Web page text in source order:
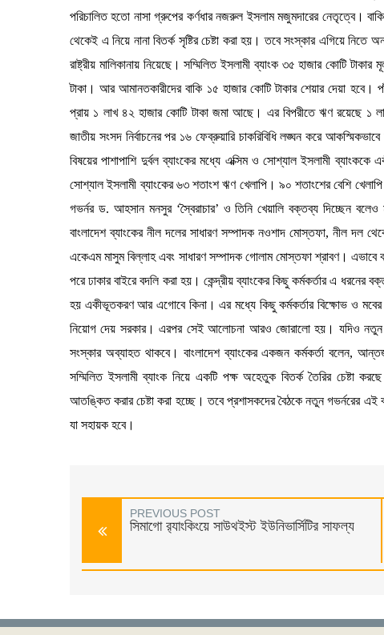
পরিচালিত হতো নাসা গ্রুপের কর্ণধার নজরুল ইসলাম মজুমদারের নেতৃত্বে।
থেকেই এ নিয়ে নানা বিতর্ক সৃষ্টির চেষ্টা করা হয়। তবে সংস্কার এগিয়ে নিতে
রাষ্ট্রীয় মালিকানায় নিয়েছে। সম্মিলিত ইসলামী ব্যাংক ৩৫ হাজার কোটি
টাকা। আর আমানতকারীদের বাকি ১৫ হাজার কোটি টাকার শেয়ার দেয়া
প্রায় ১ লাখ ৪২ হাজার কোটি টাকা জমা আছে। এর বিপরীতে ঋণ রয়েছে
জাতীয় সংসদ নির্বাচনের পর ১৬ ফেব্রুয়ারি চাকরিবিধি লঙ্ঘন করে
বিষয়ের পাশাপাশি দুর্বল ব্যাংকের মধ্যে এক্সিম ও সোশ্যাল ইসলামী
সোশ্যাল ইসলামী ব্যাংকের ৬৩ শতাংশ ঋণ খেলাপি। ৯০ শতাংশের বেশি
গভর্নর ড. আহসান মনসুর ‘স্বৈরাচার’ ও তিনি খেয়ালি বক্তব্য দিচ্ছেন
বাংলাদেশ ব্যাংকের নীল দলের সাধারণ সম্পাদক নওশাদ মোস্তফা, নীল দল
একেএম মাসুম বিল্লাহ এবং সাধারণ সম্পাদক গোলাম মোস্তফা শ্রাবণ। এভাবে
পরে ঢাকার বাইরে বদলি করা হয়। কেন্দ্রীয় ব্যাংকের কিছু কর্মকর্তার এ
হয় একীভূতকরণ আর এগোবে কিনা। এর মধ্যে কিছু কর্মকর্তার বিক্ষোভ ও
নিয়োগ দেয় সরকার। এরপর সেই আলোচনা আরও জোরালো হয়। যদিও নতুন
সংস্কার অব্যাহত থাকবে। বাংলাদেশ ব্যাংকের একজন কর্মকর্তা বলেন,
সম্মিলিত ইসলামী ব্যাংক নিয়ে একটি পক্ষ অহেতুক বিতর্ক তৈরির চেষ্টা
আতঙ্কিত করার চেষ্টা করা হচ্ছে। তবে প্রশাসকদের বৈঠকে নতুন গভর্নরের এই
যা সহায়ক হবে।
PREVIOUS POST
সিমাগো র‌্যাংকিংয়ে সাউথইস্ট ইউনিভার্সিটির সাফল্য